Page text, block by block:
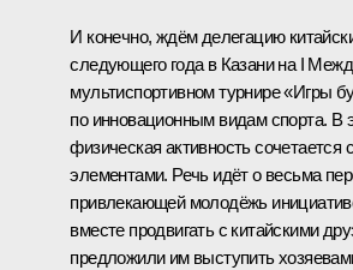
И конечно, ждём делегацию
следующего года в Казани на I
мультиспортивном турнире «Игры
по инновационным видам спорта. В
физическая активность
элементами. Речь идёт о весьма
привлекающей молодёжь
вместе продвигать с китайскими
предложили им выступить